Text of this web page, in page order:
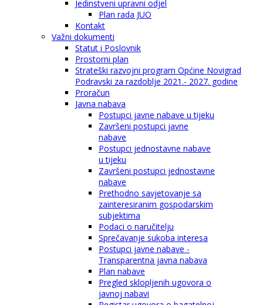
Jedinstveni upravni odjel
Plan rada JUO
Kontakt
Važni dokumenti
Statut i Poslovnik
Prostorni plan
Strateški razvojni program Općine Novigrad
Podravski za razdoblje 2021.- 2027. godine
Proračun
Javna nabava
Postupci javne nabave u tijeku
Završeni postupci javne
nabave
Postupci jednostavne nabave
u tijeku
Završeni postupci jednostavne
nabave
Prethodno savjetovanje sa
zainteresiranim gospodarskim
subjektima
Podaci o naručitelju
Sprečavanje sukoba interesa
Postupci javne nabave -
Transparentna javna nabava
Plan nabave
Pregled sklopljenih ugovora o
javnoj nabavi